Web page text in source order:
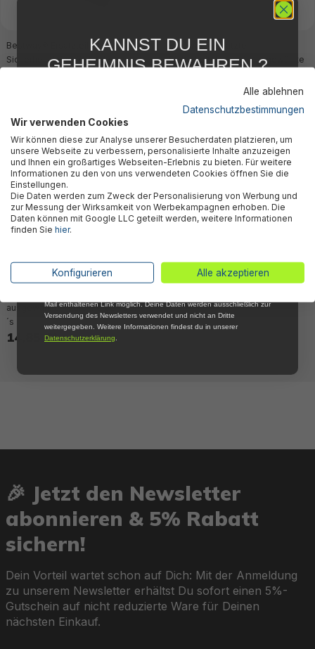
Bestway® Ersatzteil
Sicherheitsleine für Hydro-
Bestway® Ersatzteil
Sicherheitsleine für ausgewählte
24,85 €*
Ausverkauft
Bestway® Ersatzteil
ausgewählte Hydro-Force™ SUP
´s
14,85 €*
🎉 Jetzt den Newsletter
abonnieren & 5% Rabatt
sichern!
Dein Vorteil wartet schon auf Dich: Mit der Anmeldung
zu unserem Newsletter erhältst Du sofort einen 5%-
Gutschein auf nicht reduzierte Ware für Deinen
nächsten Einkauf.
Alle ablehnen
Datenschutzbestimmungen
Wir verwenden Cookies
Wir können diese zur Analyse unserer Besucherdaten platzieren, um
unsere Webseite zu verbessern, personalisierte Inhalte anzuzeigen
und Ihnen ein großartiges Webseiten-Erlebnis zu bieten. Für weitere
Informationen zu den von uns verwendeten Cookies öffnen Sie die
Einstellungen.
Die Daten werden zum Zweck der Personalisierung von Werbung und
zur Messung der Wirksamkeit von Werbekampagnen erhoben. Die
Daten können mit Google LLC geteilt werden, weitere Informationen
finden Sie hier.
Konfigurieren Alle akzeptieren
KANNST DU EIN
GEHEIMNIS BEWAHREN ?
FÜR DICH
Abonniere jetzt unseren kostenlosen
Newsletter, verpasse keine Neuigkeiten und
Aktionen mehr und sichere Dir 5 %
Willkommensrabatt auf nicht reduzierte Ware
bei Deiner ersten Bestellung !*
Email
*Mit der Anmeldung zum Newsletter stimmst du zu, regelmäßig per E-
Mail über aktuelle Angebote, Aktionen und Produktneuheiten
Mail enthaltenen Link möglich. Deine Daten werden ausschließlich zur
Versendung des Newsletters verwendet und nicht an Dritte
weitergegeben. Weitere Informationen findest du in unserer
Datenschutzerklärung